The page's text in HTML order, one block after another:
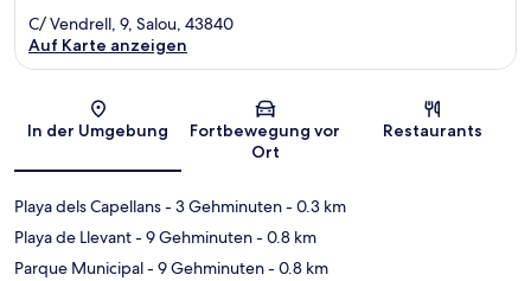
Karte
C/ Vendrell, 9, Salou, 43840
Auf Karte anzeigen
In der Umgebung
Fortbewegung vor
Ort
Restaurants
Playa dels Capellans- 3 Gehminuten- 0.3 km
Playa de Llevant- 9 Gehminuten- 0.8 km
Parque Municipal- 9 Gehminuten- 0.8 km